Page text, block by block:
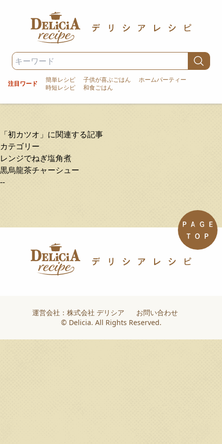
注目ワード 簡単レシピ 子供が喜ぶごはん
ホームパーティー
時短レシピ
和食ごはん
「初カツオ」に関連する記事
カテゴリー
レンジでねぎ塩角煮
黒烏龍茶チャーシュー
--
運営会社：株式会社 デリシア
お問い合わせ
© Delicia. All Rights Reserved.